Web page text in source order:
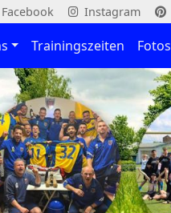
Facebook Instagram
Trainingszeiten Fotos